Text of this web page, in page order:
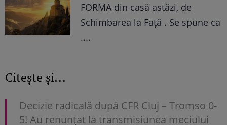
FORMA din casă astăzi, de
Schimbarea la Față . Se spune ca
....
Citește și...
Decizie radicală după CFR Cluj – Tromso 0-
5! Au renunțat la transmisiunea meciului